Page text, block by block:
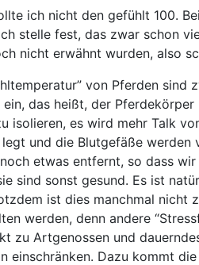
ich nicht den gefühlt 100.
stelle fest, das zwar schon
nicht erwähnt wurden, also
von Pferden sind
das heißt, der
isolieren, es wird mehr Talk
legt und die Blutgefäße
etwas entfernt, so dass
sind sonst gesund. Es ist
ist dies manchmal nicht
werden, denn andere
zu Artgenossen und
einschränken. Dazu kommt